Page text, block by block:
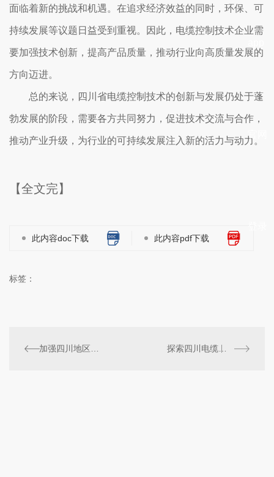
官网
面临着新的挑战和机遇。在追求经济效益的同时，环保、可
持续发展等议题日益受到重视。因此，电缆控制技术企业需
要加强技术创新，提高产品质量，推动行业向高质量发展的
方向迈进。
总的来说，四川省电缆控制技术的创新与发展仍处于蓬
勃发展的阶段，需要各方共同努力，促进技术交流与合作，
推动产业升级，为行业的可持续发展注入新的活力与动力。
【全文完】
此内容doc下载 此内容pdf下载
标签：
探索四川电缆控制行业的市场现状